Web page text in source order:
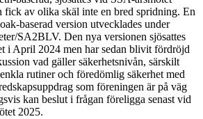
fick av olika skäl inte en bred spridning. En
baserad version utvecklades under
SA2BLV. Den nya versionen sjösattes
i April 2024 men har sedan blivit fördröjd
vad gäller säkerhetsnivån, särskilt
rutiner och föredömlig säkerhet med
som föreningen är på väg
kan beslut i frågan föreligga senast vid
2025.